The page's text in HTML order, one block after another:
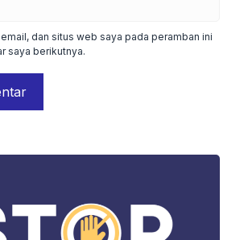
dan situs web saya pada peramban ini
saya berikutnya.